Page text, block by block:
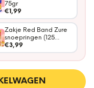
75gr
€1,99
Zakje Red Band Zure
snoepringen (125
gram)
€3,99